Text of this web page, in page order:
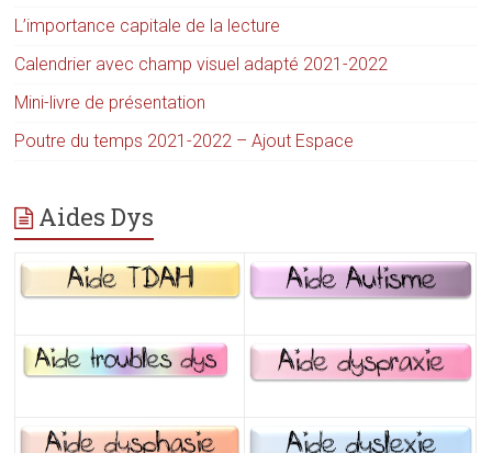
L’importance capitale de la lecture
Calendrier avec champ visuel adapté 2021-2022
Mini-livre de présentation
Poutre du temps 2021-2022 – Ajout Espace
Aides Dys